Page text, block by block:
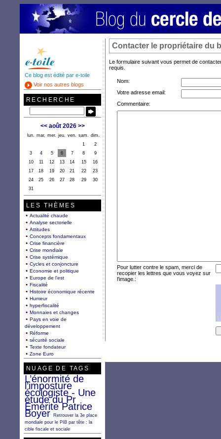
Contacter le propriétaire du
Le formulaire suivant vous permet de
requis.
Nom:
Votre adresse email:
Commentaire:
Pour lutter contre le spam, merci de
recopier les lettres que vous voyez sur
l'image.:
Ce blog est édité par e-toile
Voir nos autres blogs
RECHERCHE
<< août 2026 >>
lun. mar. mer. jeu. ven. sam.
dim.
1
2
3
4 5 6 7 8
9
10
11 12 13 14 15
16
17
18 19 20 21 22
23
24
25 26 27 28 29
30
31
LES THÈMES
Actualité chaude
Analyse sectorielle
Attitudes
Concepts fondamentaux
Crise financière
Crise mondiale
Crise systémique
Cycles et conjoncture
Economie et politique
Europe de l'est
Fiscalité
Histoire économique récente
Humeur
hyperfiscalité
Monnaies et changes
Pays en voie de
développement
Réforme
sécurité sociale
Texte fondateur
Zone Euro
NUAGE DE TAGS
L’énormité de
l’imposture
écologiste - Une
étude du Pr
Emérite Patrice
BoyerRetrouver la 3e place
mondiale pour le PIB par tête : la
cible fiscale et sociale